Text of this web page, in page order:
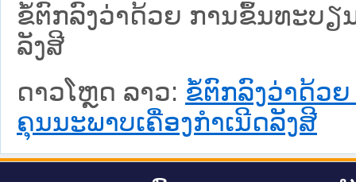
ຂໍ້ຕົກລົງວ່າດ້ວຍ ການຂຶ້ນທະບຽ
ລັງສີ
ດາວໂຫຼດ ລາວ: ຂໍ້ຕົກລົງວ່າດ້ວ
ຄຸນນະພາບເຄື່ອງກຳເນີດລັງສີ